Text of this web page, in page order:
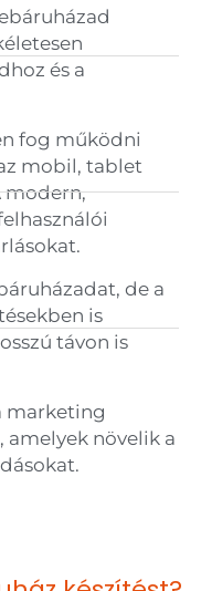
és a
fog működni
mobil, tablet
modern,
de a
is
távon is
marketing
amelyek növelik a